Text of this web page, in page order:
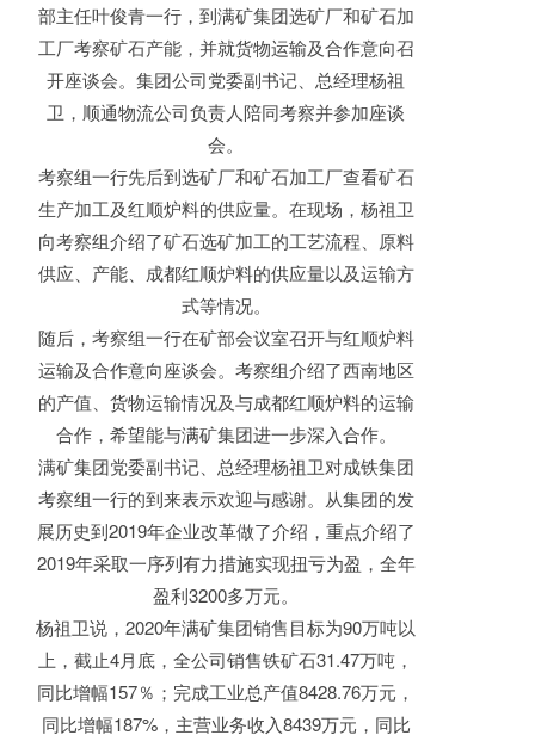
部主任叶俊青一行，到满矿集团选矿厂和矿石加
工厂考察矿石产能，并就货物运输及合作意向召
开座谈会。集团公司党委副书记、总经理杨祖
卫，顺通物流公司负责人陪同考察并参加座谈
会。
考察组一行先后到选矿厂和矿石加工厂查看矿石
生产加工及红顺炉料的供应量。在现场，杨祖卫
向考察组介绍了矿石选矿加工的工艺流程、原料
供应、产能、成都红顺炉料的供应量以及运输方
式等情况。
随后，考察组一行在矿部会议室召开与红顺炉料
运输及合作意向座谈会。考察组介绍了西南地区
的产值、货物运输情况及与成都红顺炉料的运输
合作，希望能与满矿集团进一步深入合作。
满矿集团党委副书记、总经理杨祖卫对成铁集团
考察组一行的到来表示欢迎与感谢。从集团的发
展历史到2019年企业改革做了介绍，重点介绍了
2019年采取一序列有力措施实现扭亏为盈，全年
盈利3200多万元。
杨祖卫说，2020年满矿集团销售目标为90万吨以
上，截止4月底，全公司销售铁矿石31.47万吨，
同比增幅157％；完成工业总产值8428.76万元，
同比增幅187%，主营业务收入8439万元，同比